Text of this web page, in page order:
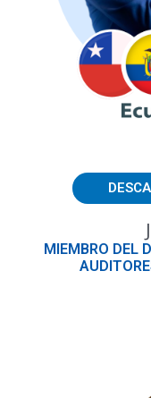
MIEMBRO DEL